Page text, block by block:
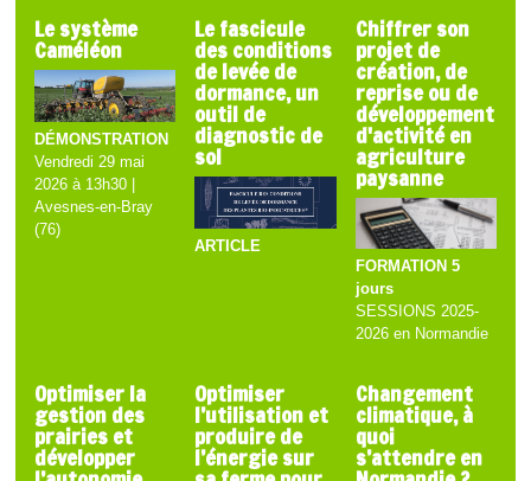
Le système
Caméléon
DÉMONSTRATION
Vendredi 29 mai
2026 à 13h30 |
Avesnes-en-Bray
(76)
Le fascicule
des conditions
de levée de
dormance, un
outil de
diagnostic de
sol
ARTICLE
Chiffrer son
projet de
création, de
reprise ou de
développement
d'activité en
agriculture
paysanne
FORMATION 5
jours
SESSIONS 2025-
2026 en Normandie
Optimiser la
gestion des
prairies et
développer
Optimiser
l’utilisation et
produire de
l’énergie sur
Changement
climatique, à
quoi
s’attendre en